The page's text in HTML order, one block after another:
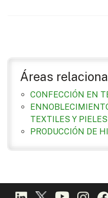
Áreas
CONFECCIÓN EN
TEXTILES Y PIELES
PRODUCCIÓN DE